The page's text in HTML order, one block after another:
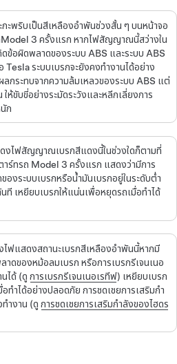
ะพริบเป็นสีเหลืองอำพันช่วงสั้น ๆ บนหน้าจอ
Model 3 ครั้งแรก หากไฟสัญญาณนี้สว่างใน
ข้อผิดพลาดของระบบ ABS และระบบ ABS
Tesla ระบบเบรกจะยังคงทำงานได้อย่าง
กระทบจากความล้มเหลวของระบบ ABS แต่
ให้ขับขี่อย่างระมัดระวังและหลีกเลี่ยงการ
ก
งไฟสัญญาณเบรกสีแดงนี้ในช่วงใดก็ตามที่
าร์ทรถ Model 3 ครั้งแรก แสดงว่ามีการ
งระบบเบรกหรือน้ำมันเบรกอยู่ในระดับต่ำ
ที เหยียบเบรกให้แน่นเพื่อหยุดรถเมื่อทำได้
ไฟแสดงสถานะเบรกสีเหลืองอำพันนี้หากมี
ดของหม้อลมเบรก หรือการเบรกรีเจนเนอ
นได้ (ดูการเบรกรีเจนเนอเรทีฟ) เหยียบเบรก
ทำได้อย่างปลอดภัย การชดเชยการเสริมกำ
ทำงาน (ดูการชดเชยการเสริมกำลังของไฮดร